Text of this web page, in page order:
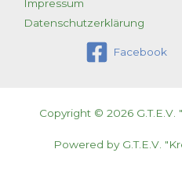
Impressum
Datenschutzerklärung
Facebook
Copyright © 2026
Powered by G.T.E.V.